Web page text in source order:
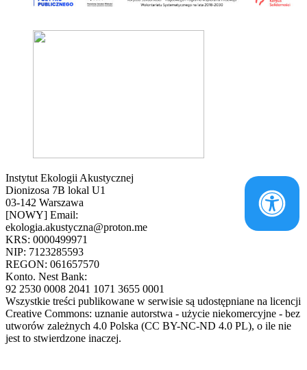
Instytut Ekologii Akustycznej
Dionizosa 7B lokal U1
03-142 Warszawa
[NOWY] Email:
ekologia.akustyczna@proton.me
KRS: 0000499971
NIP: 7123285593
REGON: 061657570
Konto. Nest Bank:
92 2530 0008 2041 1071 3655 0001
Wszystkie treści publikowane w serwisie są udostępniane na licencji
Creative Commons: uznanie autorstwa - użycie niekomercyjne - bez
utworów zależnych 4.0 Polska (CC BY-NC-ND 4.0 PL), o ile nie
jest to stwierdzone inaczej.